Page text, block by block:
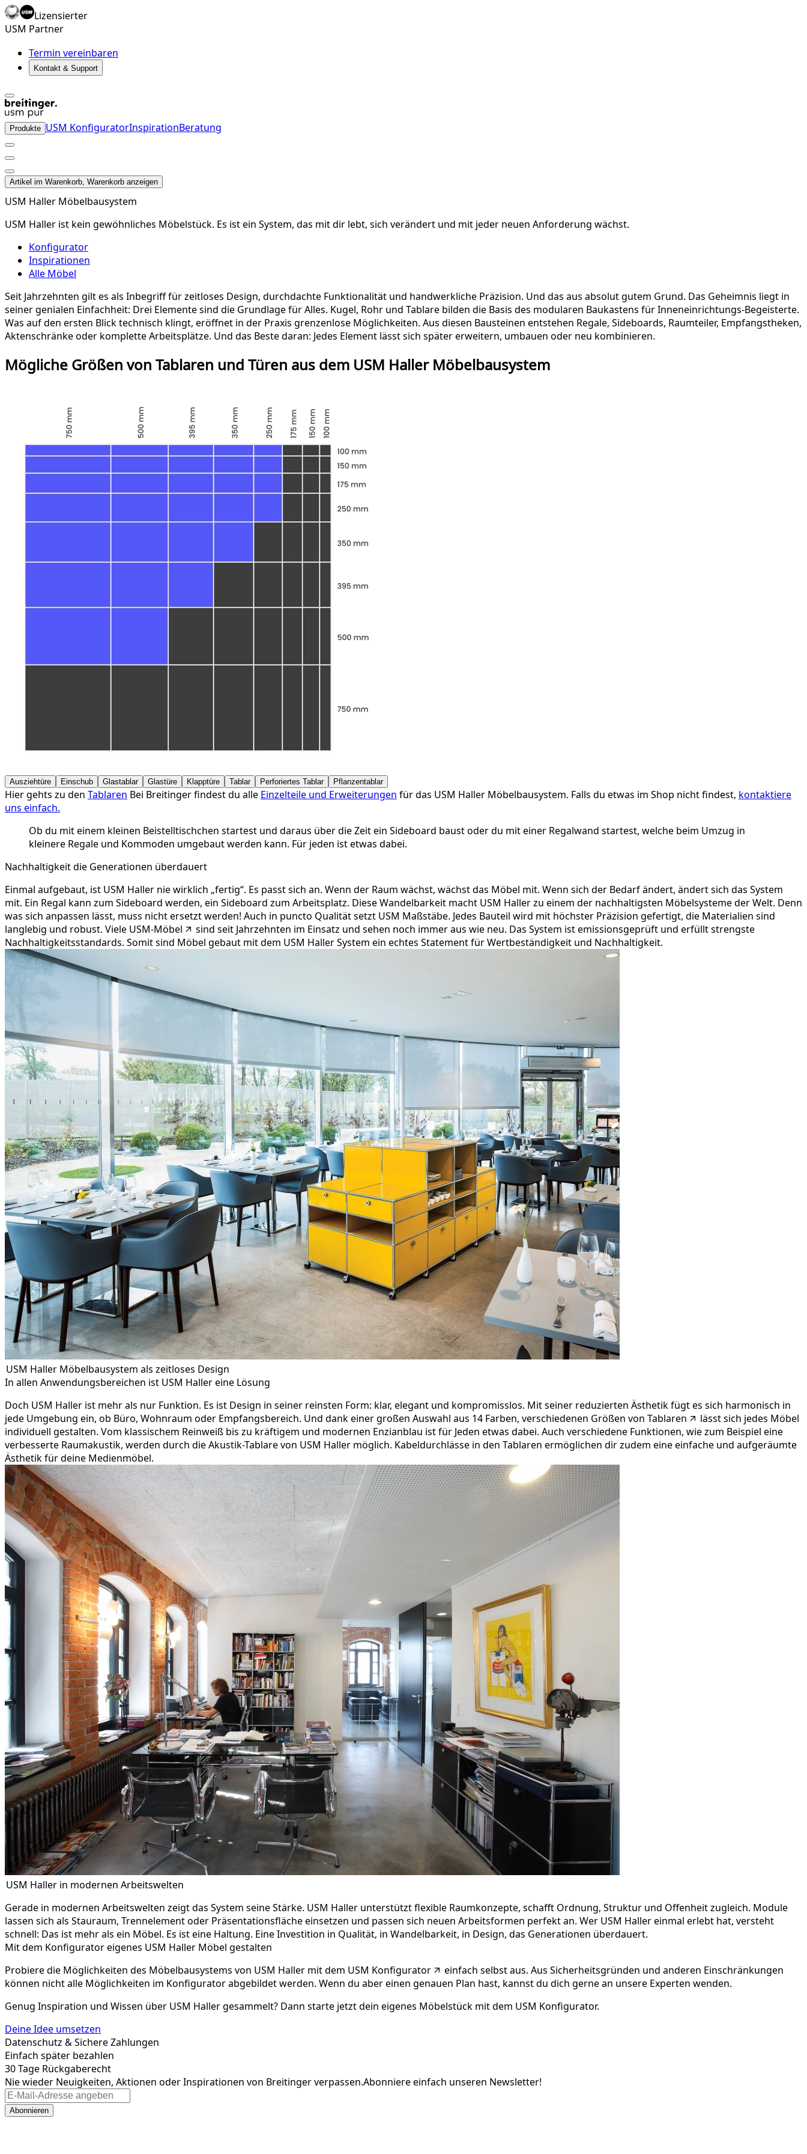
Lizensierter
USM Partner
Termin vereinbaren
Kontakt & Support
Produkte USM KonfiguratorInspirationBeratung
Artikel im Warenkorb, Warenkorb anzeigen
USM Haller Möbelbausystem
USM Haller ist kein gewöhnliches Möbelstück. Es ist ein System, das mit dir lebt, sich verändert und mit jeder neuen Anforderung wächst.
Konfigurator
Inspirationen
Alle Möbel
Seit Jahrzehnten gilt es als Inbegriff für zeitloses Design, durchdachte Funktionalität und handwerkliche Präzision. Und das aus absolut gutem Grund. Das Geheimnis liegt in
seiner genialen Einfachheit: Drei Elemente sind die Grundlage für Alles. Kugel, Rohr und Tablare bilden die Basis des modularen Baukastens für Inneneinrichtungs-Begeisterte.
Was auf den ersten Blick technisch klingt, eröffnet in der Praxis grenzenlose Möglichkeiten. Aus diesen Bausteinen entstehen Regale, Sideboards, Raumteiler, Empfangstheken,
Aktenschränke oder komplette Arbeitsplätze. Und das Beste daran: Jedes Element lässt sich später erweitern, umbauen oder neu kombinieren.
Mögliche Größen von Tablaren und Türen aus dem USM Haller Möbelbausystem
Ausziehtüre Einschub Glastablar Glastüre Klapptüre Tablar Perforiertes Tablar Pflanzentablar
Hier gehts zu den Tablaren Bei Breitinger findest du alle Einzelteile und Erweiterungen für das USM Haller Möbelbausystem. Falls du etwas im Shop nicht findest, kontaktiere
uns einfach.
Ob du mit einem kleinen Beistelltischchen startest und daraus über die Zeit ein Sideboard baust oder du mit einer Regalwand startest, welche beim Umzug in
kleinere Regale und Kommoden umgebaut werden kann. Für jeden ist etwas dabei.
Nachhaltigkeit die Generationen überdauert
Einmal aufgebaut, ist USM Haller nie wirklich „fertig“. Es passt sich an. Wenn der Raum wächst, wächst das Möbel mit. Wenn sich der Bedarf ändert, ändert sich das System
mit. Ein Regal kann zum Sideboard werden, ein Sideboard zum Arbeitsplatz. Diese Wandelbarkeit macht USM Haller zu einem der nachhaltigsten Möbelsysteme der Welt. Denn
was sich anpassen lässt, muss nicht ersetzt werden! Auch in puncto Qualität setzt USM Maßstäbe. Jedes Bauteil wird mit höchster Präzision gefertigt, die Materialien sind
langlebig und robust. Viele USM-Möbel
sind seit Jahrzehnten im Einsatz und sehen noch immer aus wie neu. Das System ist emissionsgeprüft und erfüllt strengste
Nachhaltigkeitsstandards. Somit sind Möbel gebaut mit dem USM Haller System ein echtes Statement für Wertbeständigkeit und Nachhaltigkeit.
USM Haller Möbelbausystem als zeitloses Design
In allen Anwendungsbereichen ist USM Haller eine Lösung
Doch USM Haller ist mehr als nur Funktion. Es ist Design in seiner reinsten Form: klar, elegant und kompromisslos. Mit seiner reduzierten Ästhetik fügt es sich harmonisch in
jede Umgebung ein, ob Büro, Wohnraum oder Empfangsbereich. Und dank einer großen Auswahl aus 14 Farben, verschiedenen Größen von Tablaren
lässt sich jedes Möbel
individuell gestalten. Vom klassischem Reinweiß bis zu kräftigem und modernen Enzianblau ist für Jeden etwas dabei. Auch verschiedene Funktionen, wie zum Beispiel eine
verbesserte Raumakustik, werden durch die Akustik-Tablare von USM Haller möglich. Kabeldurchlässe in den Tablaren ermöglichen dir zudem eine einfache und aufgeräumte
Ästhetik für deine Medienmöbel.
USM Haller in modernen Arbeitswelten
Gerade in modernen Arbeitswelten zeigt das System seine Stärke. USM Haller unterstützt flexible Raumkonzepte, schafft Ordnung, Struktur und Offenheit zugleich. Module
lassen sich als Stauraum, Trennelement oder Präsentationsfläche einsetzen und passen sich neuen Arbeitsformen perfekt an. Wer USM Haller einmal erlebt hat, versteht
schnell: Das ist mehr als ein Möbel. Es ist eine Haltung. Eine Investition in Qualität, in Wandelbarkeit, in Design, das Generationen überdauert.
Mit dem Konfigurator eigenes USM Haller Möbel gestalten
Probiere die Möglichkeiten des Möbelbausystems von USM Haller mit dem USM Konfigurator
einfach selbst aus. Aus Sicherheitsgründen und anderen Einschränkungen
können nicht alle Möglichkeiten im Konfigurator abgebildet werden. Wenn du aber einen genauen Plan hast, kannst du dich gerne an unsere Experten wenden.
Genug Inspiration und Wissen über USM Haller gesammelt? Dann starte jetzt dein eigenes Möbelstück mit dem USM Konfigurator.
Deine Idee umsetzen
Datenschutz & Sichere Zahlungen
Einfach später bezahlen
30 Tage Rückgaberecht
Nie wieder Neuigkeiten, Aktionen oder Inspirationen von Breitinger verpassen.Abonniere einfach unseren Newsletter!
Abonnieren